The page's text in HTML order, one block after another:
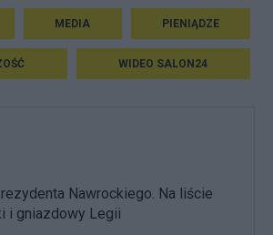
MEDIA PIENIĄDZE
WIDEO SALON24
Nawrockiego. Na liście
i gniazdowy Legii